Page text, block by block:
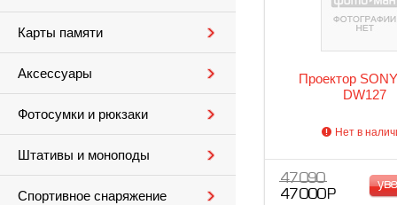
Карты памяти
Аксессуары
Фотосумки и рюкзаки
Штативы и моноподы
Спортивное снаряжение
Проектор
DW127
Нет в
47 090
47 000 Р